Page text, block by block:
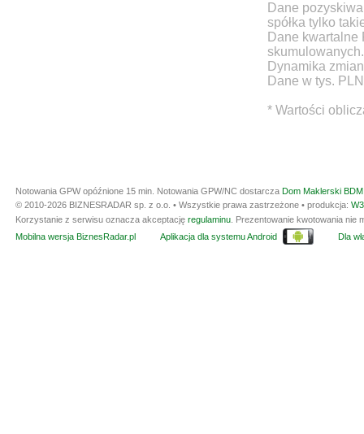
Dane
spółka tylko
Dane
skumulowanych.
Dynamika
Dane w tys. PLN
* Wartości
Notowania GPW opóźnione 15 min. Notowania GPW/NC dostarcza Dom Maklerski
© 2010-2026 BIZNESRADAR sp. z o.o. • Wszystkie prawa zastrzeżone • produkcja:
Korzystanie z serwisu oznacza akceptację regulaminu . Prezentowanie kwotowania
Mobilna wersja BiznesRadar.pl
Aplikacja dla systemu Android Dla